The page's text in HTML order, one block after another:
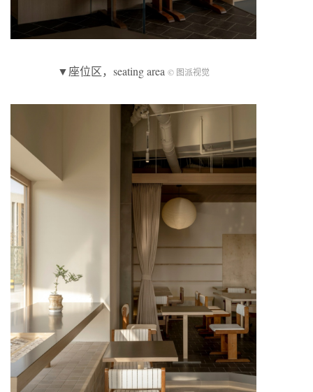
▼座位区，seating area © 图派视觉